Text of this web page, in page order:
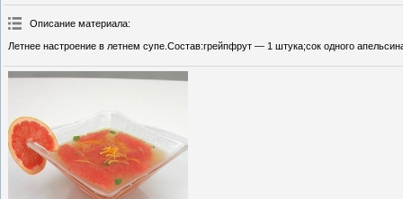
Описание материала:
Летнее настроение в летнем супе.Состав:грейпфрут — 1 штука;сок одного